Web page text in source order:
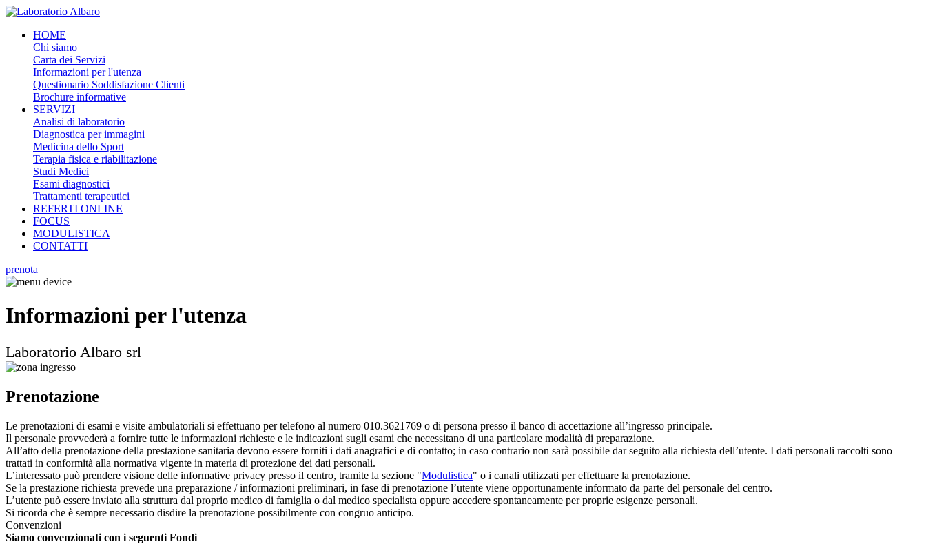
HOME
Chi siamo
Carta dei Servizi
Informazioni per l'utenza
Questionario Soddisfazione Clienti
Brochure informative
SERVIZI
Analisi di laboratorio
Diagnostica per immagini
Medicina dello Sport
Terapia fisica e riabilitazione
Studi Medici
Esami diagnostici
Trattamenti terapeutici
REFERTI ONLINE
FOCUS
MODULISTICA
CONTATTI
prenota
Informazioni per l'utenza
Laboratorio Albaro srl
Prenotazione
Le prenotazioni di esami e visite ambulatoriali si effettuano per telefono al numero 010.3621769 o di persona presso il banco di accettazione all’ingresso principale.
Il personale provvederà a fornire tutte le informazioni richieste e le indicazioni sugli esami che necessitano di una particolare modalità di preparazione.
All’atto della prenotazione della prestazione sanitaria devono essere forniti i dati anagrafici e di contatto; in caso contrario non sarà possibile dar seguito alla richiesta dell’utente. I dati personali raccolti sono
trattati in conformità alla normativa vigente in materia di protezione dei dati personali.
L’interessato può prendere visione delle informative privacy presso il centro, tramite la sezione "Modulistica" o i canali utilizzati per effettuare la prenotazione.
Se la prestazione richiesta prevede una preparazione / informazioni preliminari, in fase di prenotazione l’utente viene opportunamente informato da parte del personale del centro.
L’utente può essere inviato alla struttura dal proprio medico di famiglia o dal medico specialista oppure accedere spontaneamente per proprie esigenze personali.
Si ricorda che è sempre necessario disdire la prenotazione possibilmente con congruo anticipo.
Convenzioni
Siamo convenzionati con i seguenti Fondi